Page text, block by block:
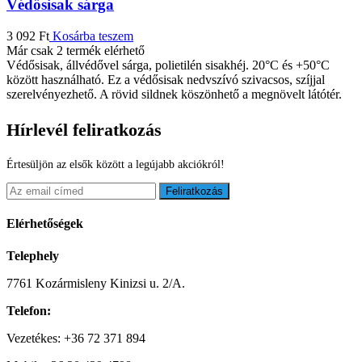
Védősisak sárga
3 092 Ft Kosárba teszem
Már csak 2 termék elérhető
Védősisak, állvédővel sárga, polietilén sisakhéj. 20°C és +50°C
között használható. Ez a védősisak nedvszívó szivacsos, szíjjal
szerelvényezhető. A rövid sildnek köszönhető a megnövelt látótér.
Hírlevél feliratkozás
Értesüljön az elsők között a legújabb akciókról!
Feliratkozás
Elérhetőségek
Telephely
7761 Kozármisleny Kinizsi u. 2/A.
Telefon:
Vezetékes: +36 72 371 894